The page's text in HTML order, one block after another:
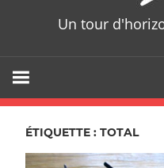
Un tour
ÉTIQUETTE : TOTAL